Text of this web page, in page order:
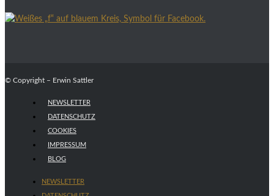
© Copyright – Erwin Sattler
NEWSLETTER
DATENSCHUTZ
COOKIES
IMPRESSUM
BLOG
NEWSLETTER